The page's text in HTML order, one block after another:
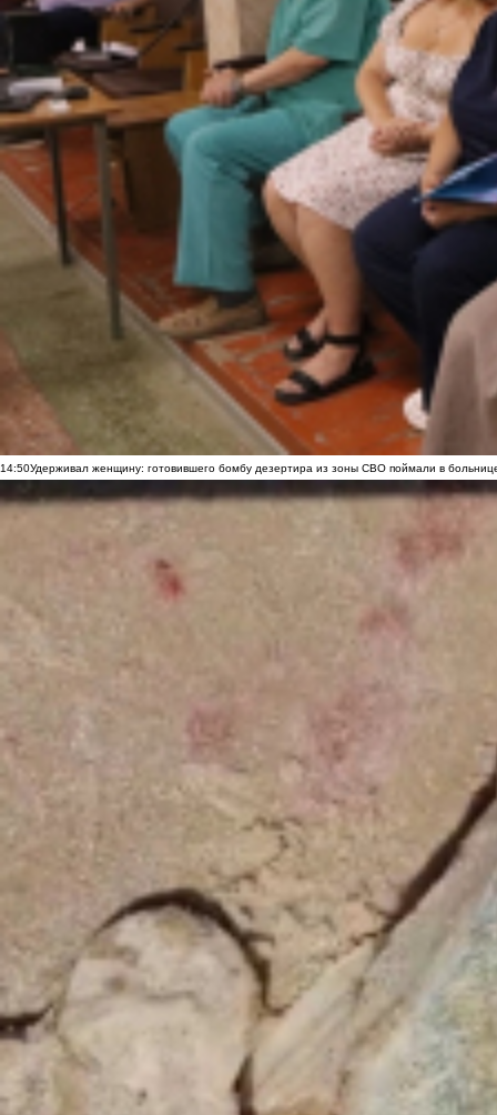
14:50Удерживал женщину: готовившего бомбу дезертира из зоны СВО поймали в